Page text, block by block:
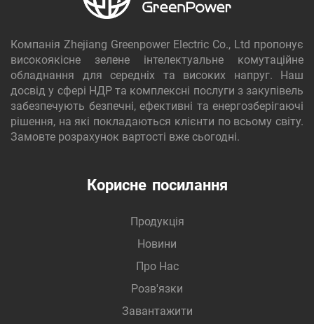
Кожен компонент виготовлено з високою точністю
експлуатаційних характеристик. Наші компоненти
мають численні типові випробування та міжнародні
сертифікації, що гарантує їхню довговічність та
ефективність. Розраховуйте на наші компоненти
низьковольтних комутаційних апаратів як на
електропостачання.
Компанія Zhejiang Greenpower Electric Co., Ltd пропонує
високоякісне зелене інтелектуальне комутаційне
обладнання для середніх та високих напруг. Наш
досвід у сфері НДР та комплексні послуги з закупівель
забезпечують безпечні, ефективні та енергозберігаючі
рішення, на які покладаються клієнти по всьому світу.
Замовте розрахунок вартості вже сьогодні.
Корисне посилання
Продукція
Новини
Про Нас
Розв'язки
Завантажити